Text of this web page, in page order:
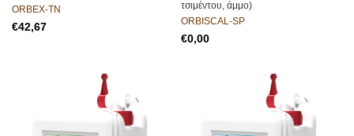
ORBEX-TN
€
τσιμέντου, άμμο)
ORBISCAL-SP
€